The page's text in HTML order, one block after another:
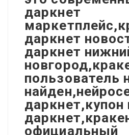
даркнет
даркнет
даркнет
пользователь
даркнет,купон
официальный